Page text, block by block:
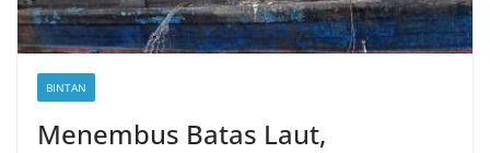
BINTAN
Menembus Batas Laut,